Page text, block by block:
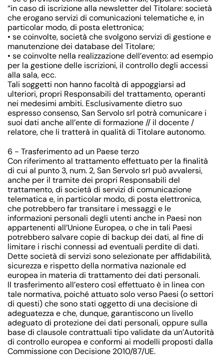
“in caso di iscrizione alla newsletter del Titolare: società
che erogano servizi di comunicazioni telematiche e, in
particolar modo, di posta elettronica;
• se coinvolte, società che svolgono servizi di gestione e
manutenzione dei database del Titolare;
• se coinvolte nella realizzazione dell’evento: ad esempio
per la gestione delle iscrizioni, il controllo degli accessi
alla sala, ecc.
Tali soggetti non hanno facoltà di appoggiarsi ad
ulteriori, propri Responsabili del trattamento, operanti
nei medesimi ambiti. Esclusivamente dietro suo
espresso consenso, San Servolo srl potrà comunicare i
suoi dati anche all’ente di formazione // il docente /
relatore, che li tratterà in qualità di Titolare autonomo.
6 - Trasferimento ad un Paese terzo
Con riferimento al trattamento effettuato per la finalità
di cui al punto 3, num. 2, San Servolo srl può avvalersi,
anche per il tramite dei propri Responsabili del
trattamento, di società di servizi di comunicazione
telematica e, in particolar modo, di posta elettronica,
che potrebbero far transitare i messaggi e le
informazioni personali degli utenti anche in Paesi non
appartenenti all’Unione Europea, o che in tali Paesi
potrebbero salvare copie di backup dei dati, al fine di
limitare i rischi connessi ad eventuali perdite di dati.
Dette società di servizi sono selezionate per affidabilità,
sicurezza e rispetto della normativa nazionale ed
europea in materia di trattamento dei dati personali.
Il trasferimento all’estero così effettuato è in linea con
tale normativa, poiché attuato solo verso Paesi (o settori
di questi) che sono stati oggetto di una decisione di
adeguatezza e che, dunque, garantiscono un livello
adeguato di protezione dei dati personali, oppure sulla
base di clausole contrattuali tipo validate da un’Autorità
di controllo europea e conformi ai modelli proposti dalla
Commissione con Decisione 2010/87/UE.